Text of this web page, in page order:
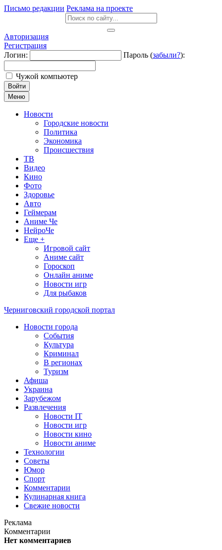
Письмо редакции Реклама на проекте
Авторизация
Регистрация
Логин:
Пароль (забыли?):
Чужой компьютер
Войти
Меню
Новости
Городские новости
Политика
Экономика
Происшествия
ТВ
Видео
Кино
Фото
Здоровье
Авто
Геймерам
Аниме Че
НейроЧе
Еще +
Игровой сайт
Аниме сайт
Гороскоп
Онлайн аниме
Новости игр
Для рыбаков
Черниговский городской портал
Новости города
События
Культура
Криминал
В регионах
Туризм
Афиша
Украина
Зарубежом
Развлечения
Новости IT
Новости игр
Новости кино
Новости аниме
Технологии
Советы
Юмор
Спорт
Комментарии
Кулинарная книга
Свежие новости
Реклама
Комментарии
Нет комментариев